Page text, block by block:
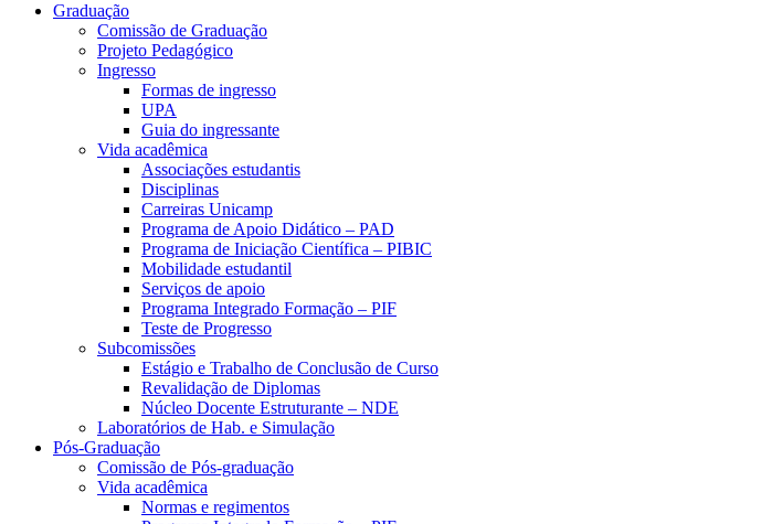
Graduação
Comissão de Graduação
Projeto Pedagógico
Ingresso
Formas de ingresso
UPA
Guia do ingressante
Vida acadêmica
Associações estudantis
Disciplinas
Carreiras Unicamp
Programa de Apoio Didático – PAD
Programa de Iniciação Científica – PIBIC
Mobilidade estudantil
Serviços de apoio
Programa Integrado Formação – PIF
Teste de Progresso
Subcomissões
Estágio e Trabalho de Conclusão de Curso
Revalidação de Diplomas
Núcleo Docente Estruturante – NDE
Laboratórios de Hab. e Simulação
Pós-Graduação
Comissão de Pós-graduação
Vida acadêmica
Normas e regimentos